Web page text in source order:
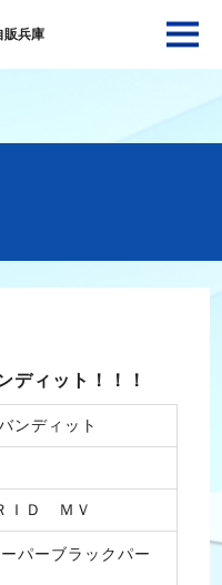
販兵庫
ディット！！！
ンディット
ＩＤ ＭＶ
パーブラックパー